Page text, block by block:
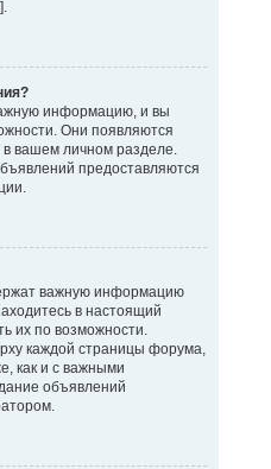
информацию, и вы
Они появляются
в вашем личном разделе.
предоставляются
важную информацию
в настоящий
их по возможности.
каждой страницы форума,
как и с важными
объявлений